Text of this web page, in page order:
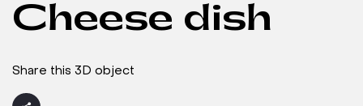
Cheese dish
Share this 3D object